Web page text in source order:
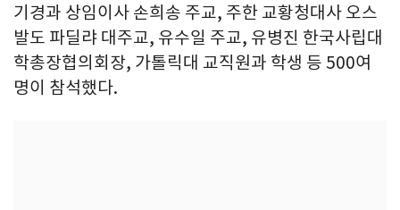
기경과 상임이사 손희송 주교, 주한 교황청대사 오스
발도 파딜랴 대주교, 유수일 주교, 유병진 한국사립대
학총장협의회장, 가톨릭대 교직원과 학생 등 500여
명이 참석했다.